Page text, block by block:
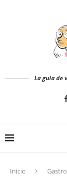
La guía de
Inicio